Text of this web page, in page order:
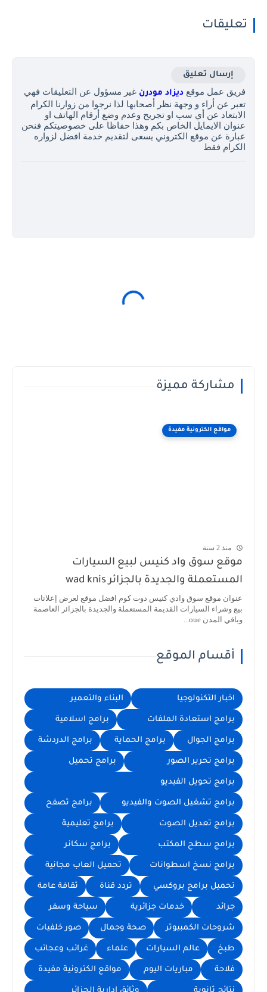
تعليقات
إرسال تعليق
فريق عمل موقع ديزاد مودرن غير مسؤول عن التعليقات فهي
تعبر عن أراء و وجهة نظر أصحابها لذا نرجوا من زوارنا الكرام
الابتعاد عن أي سب او تجريح وعدم وضع أرقام الهاتف او
عنوان الايمايل الخاص بكم وهذا حفاظا على خصوصيتكم فنحن
عبارة عن موقع الكتروني يسعى لتقديم خدمة افضل لزواره
الكرام فقط
مشاركة مميزة
مواقع الكترونية مفيدة
منذ 2 سنة
موقع سوق واد كنيس لبيع السيارات
المستعملة والجديدة بالجزائر wad knis
عنوان موقع سوق وادي كنيس دوت كوم افضل موقع لعرض إعلانات
بيع وشراء السيارات القديمة المستعملة والجديدة بالجزائر العاصمة
وباقي المدن oue...
أقسام الموقع
اخبار التكنولوجيا البناء والتعمير
برامج استعادة الملفات برامج اسلامية
برامج الجوال برامج الحماية برامج الدردشة
برامج تحرير الصور برامج تحميل
برامج تحويل الفيديو
برامج تشغيل الصوت والفيديو برامج تصفح
برامج تعديل الصوت برامج تعليمية
برامج سطح المكتب برامج سكانر
برامج نسخ اسطوانات تحميل العاب مجانية
تحميل برامج بروكسي تردد قناة ثقافة عامة
جرائد خدمات جزائرية سياحة وسفر
شروحات الكمبيوتر صحة وجمال صور خلفيات
طبخ عالم السيارات علماء غرائب وعجائب
فلاحة مباريات اليوم مواقع الكترونية مفيدة